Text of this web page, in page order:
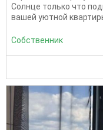
Солнце только что
вашей уютной
Собственник